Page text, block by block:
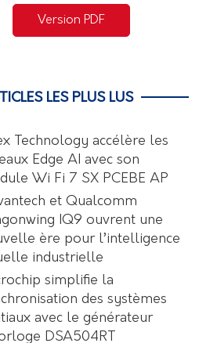
Version PDF
LES PLUS LUS
Technology accélère les
Edge AI avec son
Wi Fi 7 SX PCEBE AP
et Qualcomm
IQ9 ouvrent une
ère pour l’intelligence
industrielle
simplifie la
des systèmes
avec le générateur
DSA504RT